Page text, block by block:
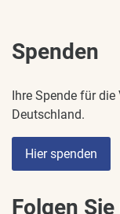
Spenden
Ihre Spende für
Deutschland.
Hier spenden
Folgen